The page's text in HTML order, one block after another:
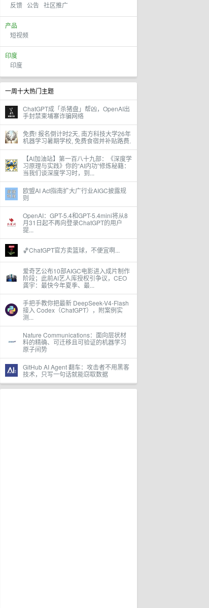
反馈 公告 社区推广
产品
短视频
印度
印度
一周十大热门主题
ChatGPT成「杀猪盘」帮凶，OpenAI出
手封禁柬埔寨诈骗网络
免费! 报名倒计时2天, 南方科技大学26年
机器学习暑期学校, 免费食宿并补贴路费.
【AI加油站】第一百八十九部：《深度学
习原理与实践》你的“AI内功”修炼秘籍：
当我们谈深度学习时，到...
欧盟AI Act指南扩大广行业AIGC披露规
则
OpenAI：GPT-5.4和GPT-5.4mini将从8
月31日起不再向登录ChatGPT的用户
提...
🏀ChatGPT官方卖篮球，不便宜啊...
爱奇艺公布10部AIGC电影进入成片制作
阶段；此前AI艺人库授权引争议，CEO
龚宇：最快今年夏季、最...
手把手教你把最新 DeepSeek-V4-Flash
接入 Codex（ChatGPT），附案例实
测...
Nature Communications：面向层状材
料的精确、可迁移且可验证的机器学习
原子间势
GitHub AI Agent 翻车：攻击者不用黑客
技术，只写一句话就能窃取数据